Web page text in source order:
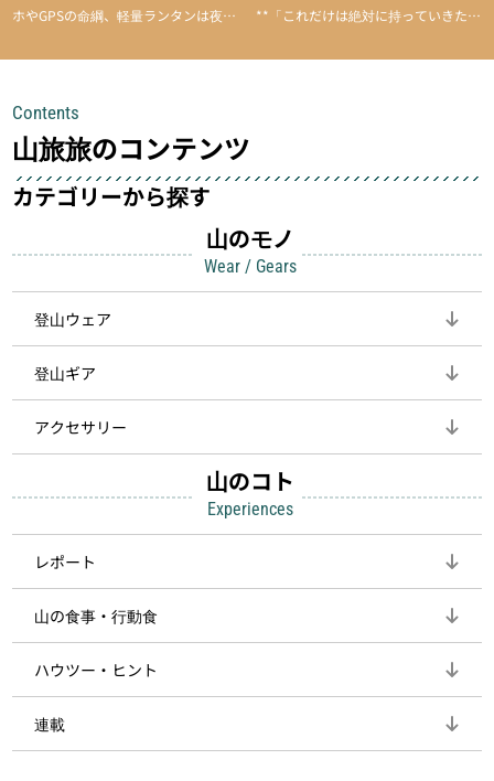
ホやGPSの命綱、軽量ランタンは夜間
して安全にしてくれます
**「これだけは絶対に持っていきた
Contents
山旅旅のコンテンツ
カテゴリーから探す
山のモノ
Wear / Gears
登山ウェア
登山ギア
アクセサリー
山のコト
Experiences
レポート
山の食事・行動食
ハウツー・ヒント
連載